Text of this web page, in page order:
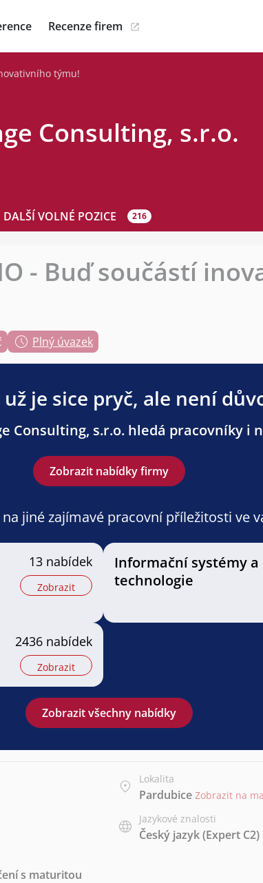
Recenze firem
týmu!
Consulting, s.r.o.
DALŠÍ VOLNÉ POZICE 216
- Buď součástí
Plný úvazek
je sice pryč, ale není
Consulting, s.r.o. hledá pracovníky i
Zobrazit nabídky firmy
jiné zajímavé pracovní příležitosti ve
13 nabídek
Zobrazit
Informační systémy a
technologie
2436 nabídek
Zobrazit
Zobrazit všechny nabídky
Lokalita
Pardubice Zobrazit na
Jazykové znalosti
Český jazyk(Expert C2)
s maturitou